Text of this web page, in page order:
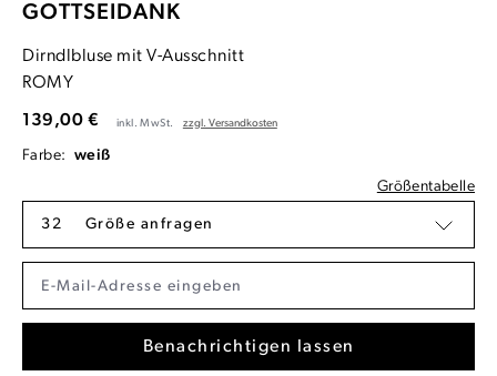
GOTTSEIDANK
Dirndlbluse mit V-Ausschnitt
ROMY
139,00 € inkl. MwSt. zzgl. Versandkosten
Farbe: weiß
Größentabelle
32 Größe anfragen
Benachrichtigen lassen